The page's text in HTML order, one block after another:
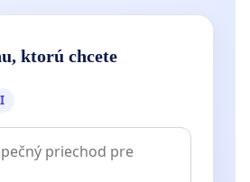
ktorú chcete